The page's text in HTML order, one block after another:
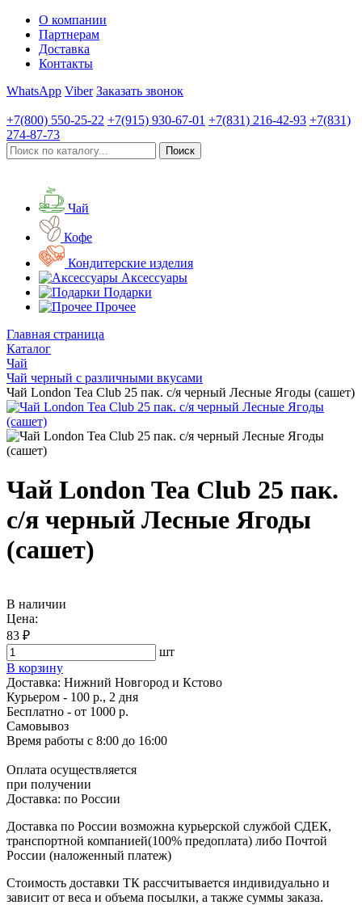
О компании
Партнерам
Доставка
Контакты
WhatsApp Viber Заказать звонок
+7(800) 550-25-22 +7(915) 930-67-01 +7(831) 216-42-93 +7(831)
274-87-73
Чай
Кофе
Кондитерские изделия
Аксессуары
Подарки
Прочее
Главная страница
Каталог
Чай
Чай черный с различными вкусами
Чай London Tea Club 25 пак. с/я черный Лесные Ягоды (сашет)
Чай London Tea Club 25 пак.
с/я черный Лесные Ягоды
(сашет)
В наличии
Цена:
83 ₽
шт
В корзину
Доставка: Нижний Новгород и Кстово
Курьером - 100 р., 2 дня
Бесплатно - от 1000 р.
Самовывоз
Время работы с 8:00 до 16:00
Оплата осуществляется
при получении
Доставка: по России
Доставка по России возможна курьерской службой СДЕК,
транспортной компанией(100% предоплата) либо Почтой
России (наложенный платеж)
Стоимость доставки ТК рассчитывается индивидуально и
зависит от веса и объема посылки, а также суммы заказа.